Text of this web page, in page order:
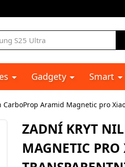
Gadgety Smart
Aramid Magnetic pro
ZADNÍ KRYT
MAGNETIC